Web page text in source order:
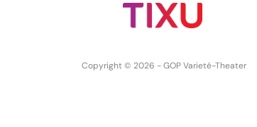
Copyright © 2026 - GOP Varieté-Theater